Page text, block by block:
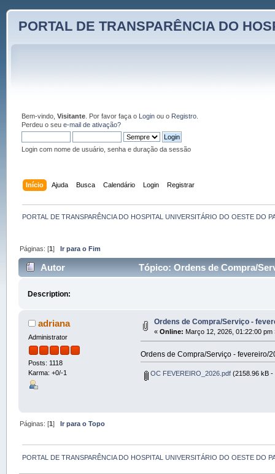
PORTAL DE TRANSPARÊNCIA DO
Bem-vindo, Visitante. Por favor faça o Loginou o Registro.
Perdeu o seu e-mail de ativação?
Login com nome de usuário, senha e duração da sessão
Início Ajuda Busca Calendário Login Registrar
PORTAL DE TRANSPARÊNCIA DO HOSPITAL UNIVERSITÁRIO DO OESTE DO
Páginas: [1]Ir para o Fim
Autor Tópico: Ordens de Compra/
Description:
adriana
Administrator
Posts: 1118
Karma: +0/-1
Ordens de Compra/Serviço -
« Online: Março 12, 2026, 01:22:00 pm
Ordens de Compra/Serviço - fevereiro/
OC FEVEREIRO_2026.pdf(2158.96 kB -
Páginas: [1]Ir para o Topo
PORTAL DE TRANSPARÊNCIA DO HOSPITAL UNIVERSITÁRIO DO OESTE DO